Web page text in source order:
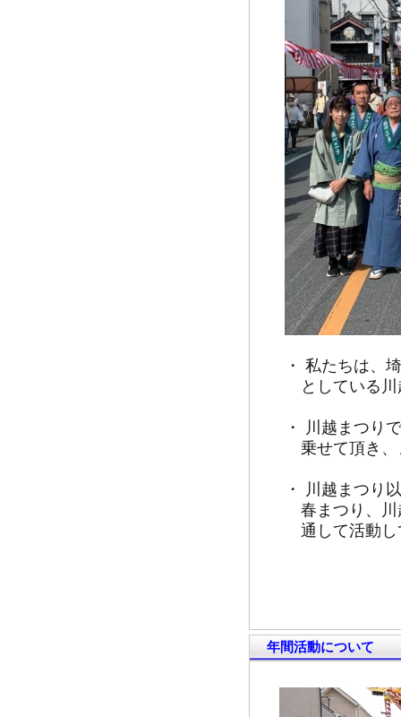
・ 私たちは、
としている川
・ 川越まつり
乗せて頂き、
・ 川越まつり
春まつり、川
通して活動し
年間活動について